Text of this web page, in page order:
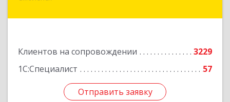
Клиентов на сопровождении
3229
1С:Специалист
57
Отправить заявку
Отправить заявку